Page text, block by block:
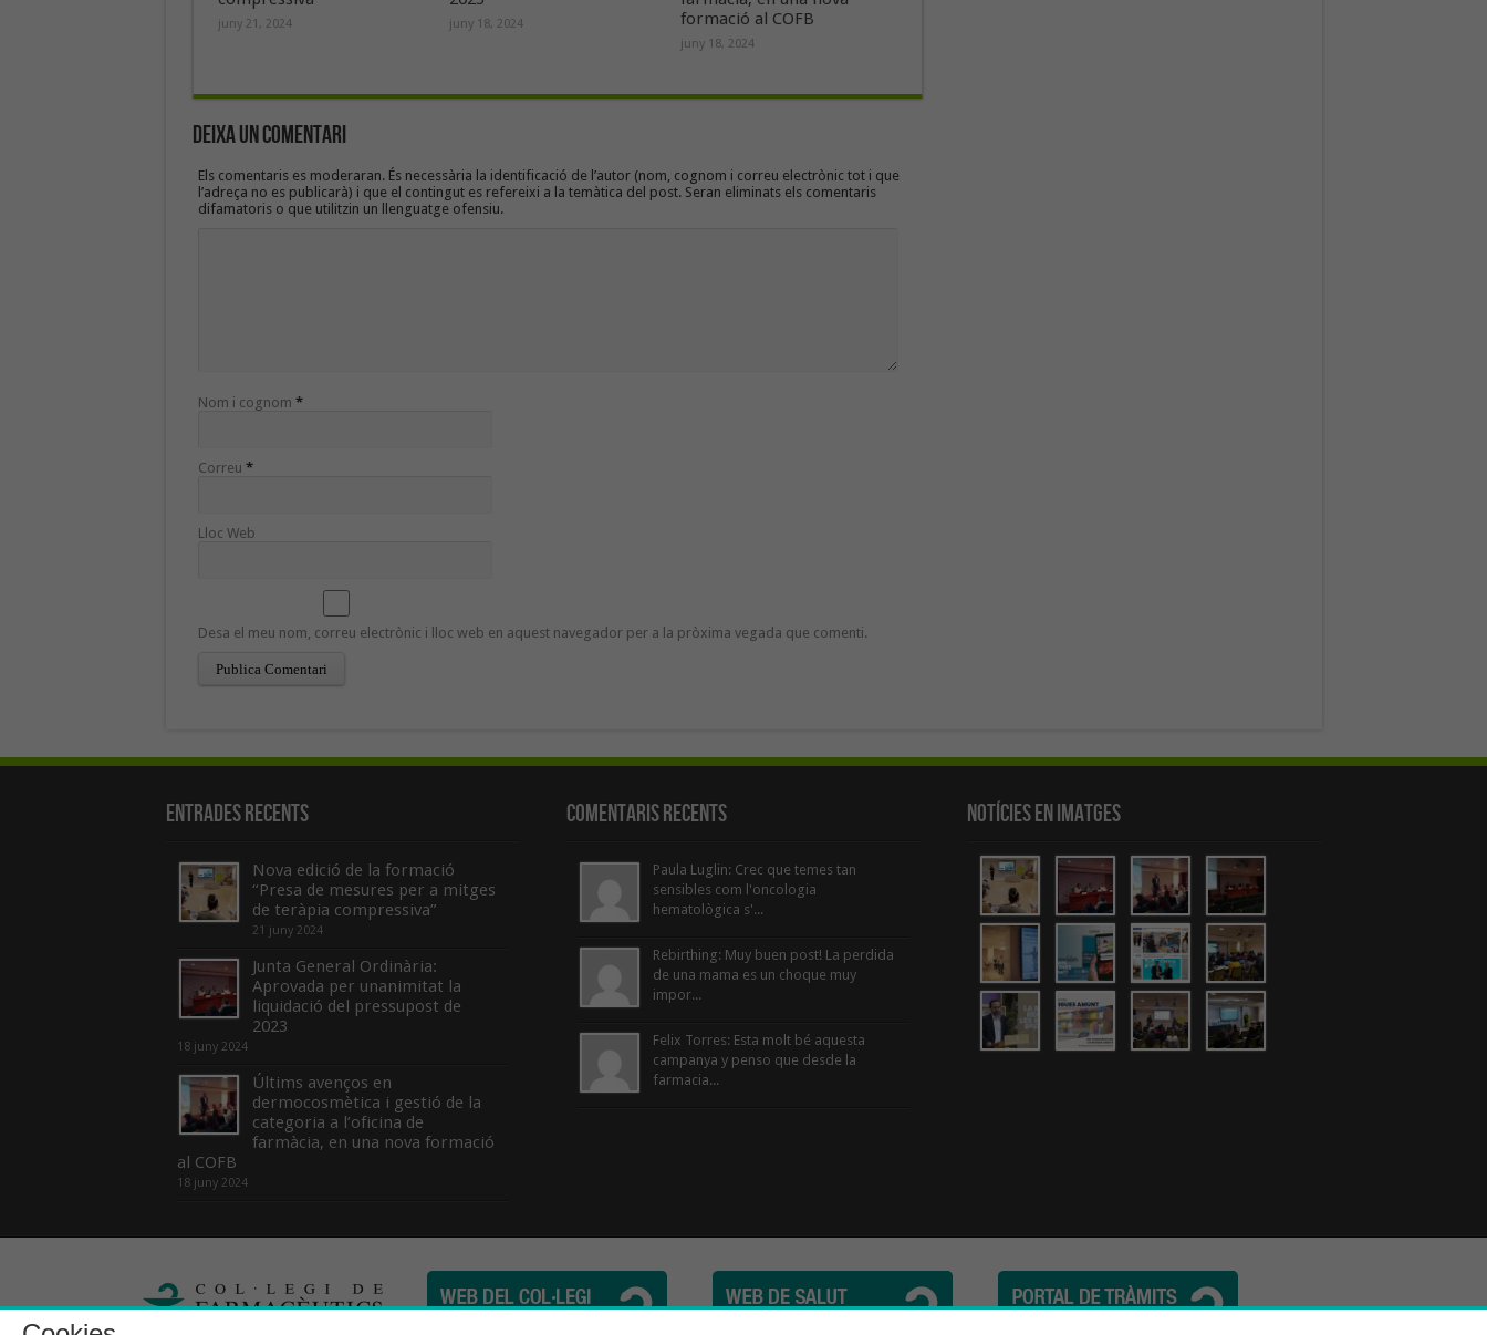
juny 21, 2024 juny 18, 2024
formació al COFB
juny 18, 2024
Deixa un Comentari
Els comentaris es moderaran. És necessària la identificació de l’autor (nom, cognom i correu electrònic tot i que
l’adreça no es publicarà) i que el contingut es refereixi a la temàtica del post. Seran eliminats els comentaris
difamatoris o que utilitzin un llenguatge ofensiu.
Nom i cognom *
Correu *
Lloc Web
Desa el meu nom, correu electrònic i lloc web en aquest navegador per a la pròxima vegada que comenti.
Entrades recents
Nova edició de la formació
“Presa de mesures per a mitges
de teràpia compressiva”
21 juny 2024
Junta General Ordinària:
Aprovada per unanimitat la
liquidació del pressupost de
2023
18 juny 2024
Últims avenços en
dermocosmètica i gestió de la
categoria a l’oficina de
farmàcia, en una nova formació
al COFB
18 juny 2024
Comentaris Recents
Paula Luglin: Crec que temes tan
sensibles com l'oncologia
hematològica s'...
Rebirthing: Muy buen post! La perdida
de una mama es un choque muy
impor...
Felix Torres: Esta molt bé aquesta
campanya y penso que desde la
farmacia...
Notícies en Imatges